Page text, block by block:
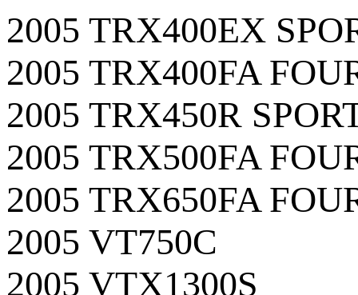
2005 TRX400EX
2005 TRX400FA
2005 TRX450R
2005 TRX500FA
2005 TRX650FA
2005 VT750C
2005 VTX1300S